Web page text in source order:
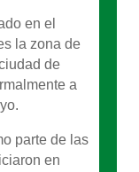
en el
la zona de
de
a
parte de las
en